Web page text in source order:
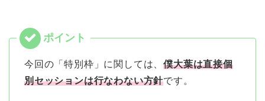
今回の「特別枠」に関しては、僕大葉は直接個
別セッションは行なわない方針です。